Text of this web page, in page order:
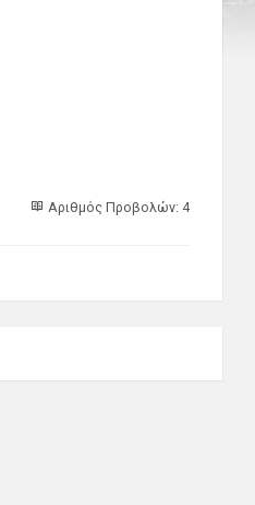
Αριθμός Προβολών: 4